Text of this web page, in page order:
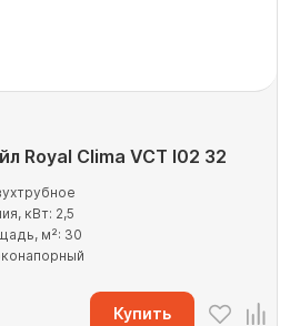
Royal Clima VCT I02 32
кВт: 2,5
м²: 30
Купить